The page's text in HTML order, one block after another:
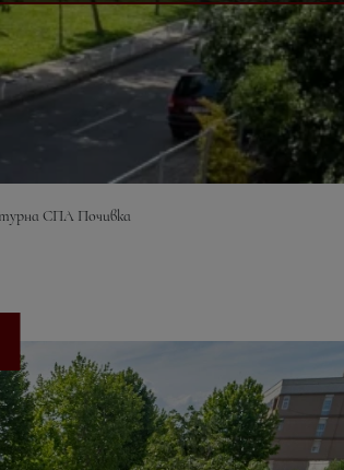
СПА Почивка